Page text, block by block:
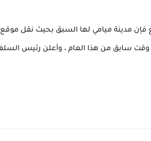
وقت سابق من هذا العام ، وأعلن رئيس